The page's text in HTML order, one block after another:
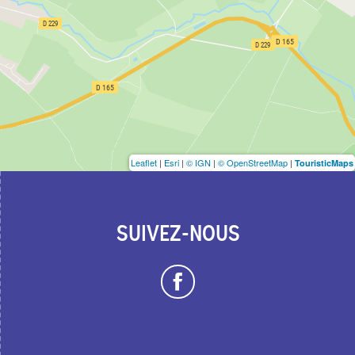
Leaflet | Esri | © IGN | © OpenStreetMap | TouristicMaps
SUIVEZ-NOUS